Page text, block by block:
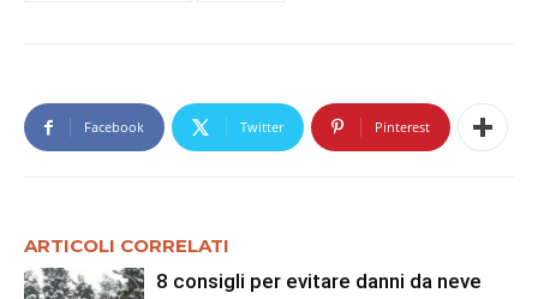
Facebook Twitter Pinterest
ARTICOLI CORRELATI
8 consigli per evitare danni da neve